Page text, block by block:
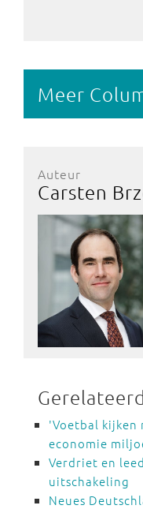
Meer
Auteur
Carsten
Gerelateerd
'Voetbal kijken
economie
Verdriet en
uitschakeling
Neues